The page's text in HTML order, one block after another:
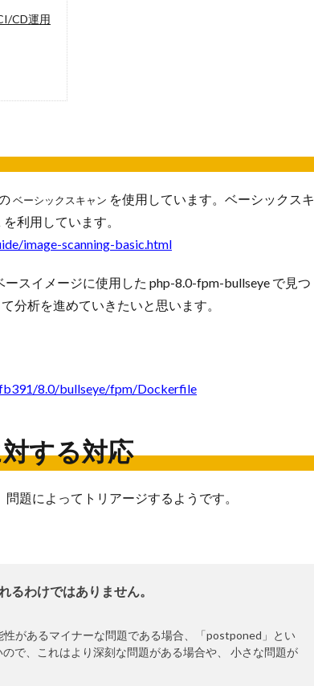
CD運用
ベーシックスキャン を使用しています。ベーシックスキ
を利用しています。
image-scanning-basic.html
スイメージに使用した php-8.0-fpm-bullseye で見つ
分析を進めていきたいと思います。
8.0/bullseye/fpm/Dockerfile
する対応
題によってトリアージするようです。
るわけではありません。
があるマイナーな問題である場合、「postponed」とい
で、これはより深刻な問題がある場合や、 小さな問題が